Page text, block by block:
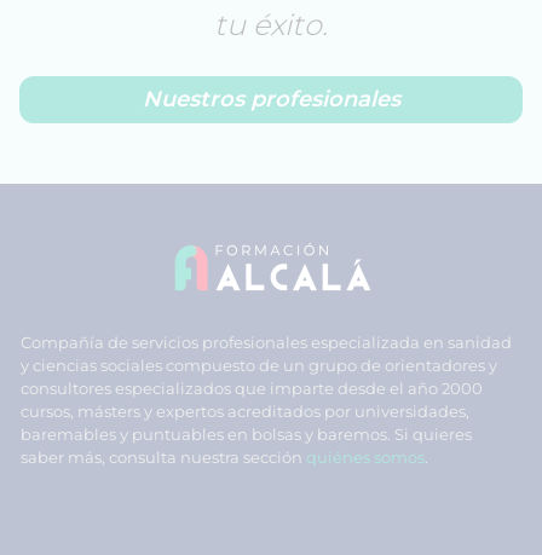
tu éxito.
Nuestros profesionales
Compañía de servicios profesionales especializada en sanidad
y ciencias sociales compuesto de un grupo de orientadores y
consultores especializados que imparte desde el año 2000
cursos, másters y expertos acreditados por universidades,
baremables y puntuables en bolsas y baremos. Si quieres
saber más, consulta nuestra sección quiénes somos